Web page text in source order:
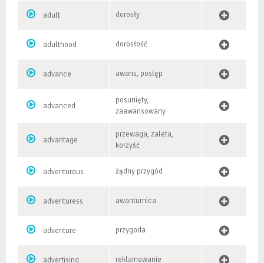
adult dorosły
adulthood dorosłość
advance awans, postęp
advanced
posunięty,
zaawansowany
advantage
przewaga, zaleta,
korzyść
adventurous żądny przygód
adventuress awanturnica
adventure przygoda
advertising reklamowanie